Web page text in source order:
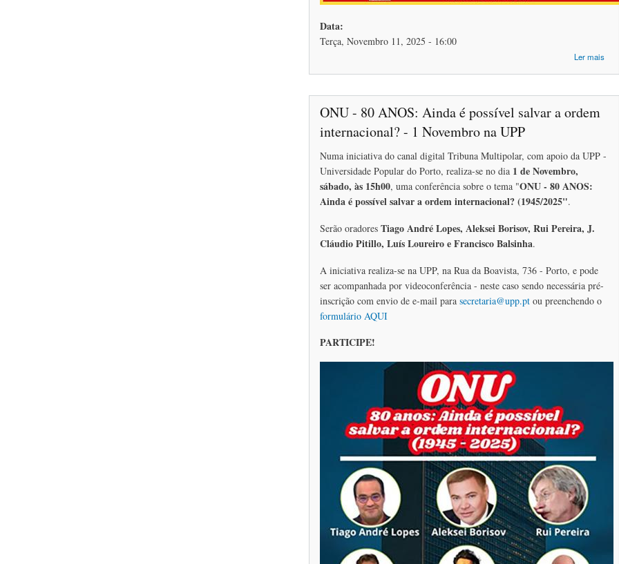
Data:
Terça, Novembro 11, 2025 - 16:00
Ler mais
DE
ONU - 80 ANOS: Ainda é possível salvar a ordem
internacional? - 1 Novembro na UPP
Numa iniciativa do canal digital Tribuna Multipolar, com apoio da UPP -
Universidade Popular do Porto, realiza-se no dia 1 de Novembro,
sábado, às 15h00, uma conferência sobre o tema "ONU - 80 ANOS:
Ainda é possível salvar a ordem internacional? (1945/2025".
Serão oradores Tiago André Lopes, Aleksei Borisov, Rui Pereira, J.
Cláudio Pitillo, Luís Loureiro e Francisco Balsinha.
A iniciativa realiza-se na UPP, na Rua da Boavista, 736 - Porto, e pode
ser acompanhada por videoconferência - neste caso sendo necessária pré-
inscrição com envio de e-mail para secretaria@upp.pt ou preenchendo o
formulário AQUI
PARTICIPE!